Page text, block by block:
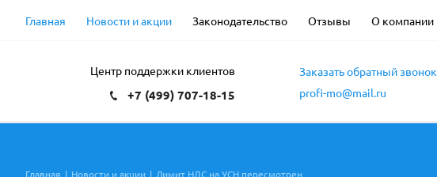
Главная Новости и акции Законодательство Отзывы О компании
Центр поддержки клиентов
+7 (499) 707-18-15
Заказать обратный звонок
profi-mo@mail.ru
Главная | Новости и акции | Лимит НДС на УСН пересмотрен